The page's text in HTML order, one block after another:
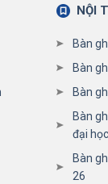
NỘI
Bàn
Bàn
Bàn
Bàn
đại
Bàn
26